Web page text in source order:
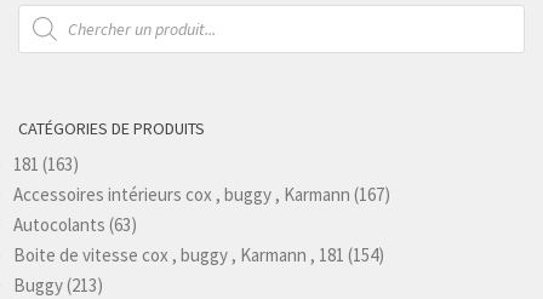
Recherche
de
produits
CATÉGORIES DE PRODUITS
181 (163)
Accessoires intérieurs cox , buggy , Karmann (167)
Autocolants (63)
Boite de vitesse cox , buggy , Karmann , 181 (154)
Buggy(213)